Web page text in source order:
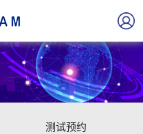
测试预约